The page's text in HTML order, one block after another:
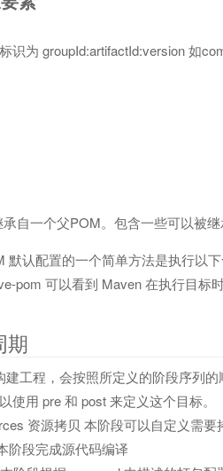
识为 groupId:artifactId:version 如
自一个父POM。包含一些可以被
默认配置的一个简单方法是执行以
pom 可以看到 Maven 在执行目
期
建工程，会按照所定义的阶段序列
使用 pre 和 post 来定义这个目标。
资源拷贝 本阶段可以自定义需要
阶段完成源代码编译